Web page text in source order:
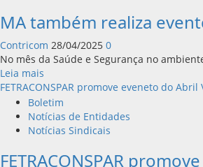
MA também realiza
Contricom 28/04/2025 0
No mês da Saúde e Segurança no
Leia mais
mais
sobre
MA
também
evento
FETRACONSPAR promove eveneto do
Boletim
Notícias de Entidades
Notícias Sindicais
FETRACONSPAR